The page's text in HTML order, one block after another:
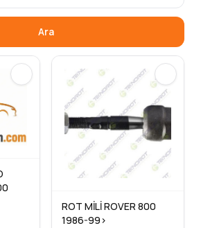
Ara
ROT MİLİ ROVER 800
1986-99>